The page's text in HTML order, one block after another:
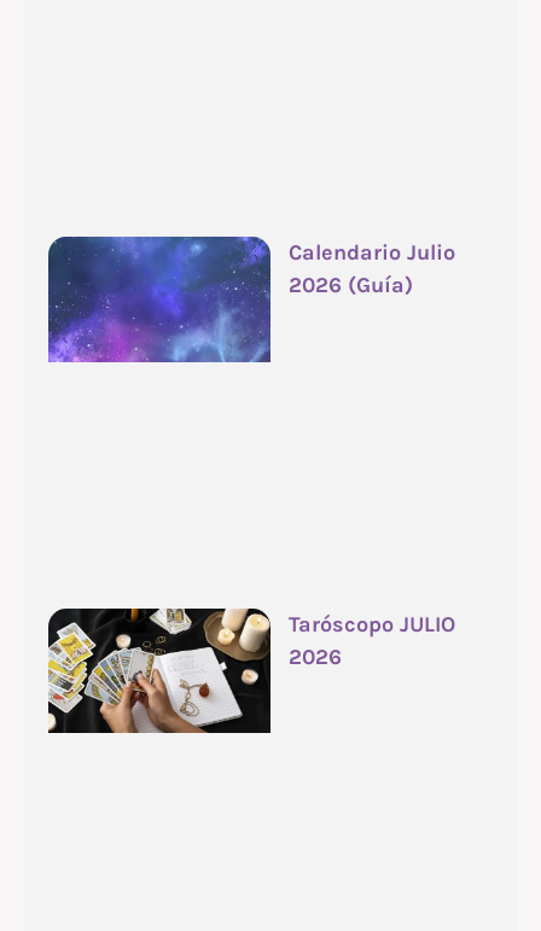
Calendario Julio
2026 (Guía)
Taróscopo JULIO
2026